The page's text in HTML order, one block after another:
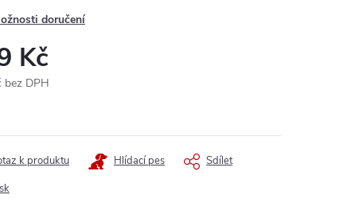
doručení
Kč
bez DPH
k produktu Hlídací pes Sdílet